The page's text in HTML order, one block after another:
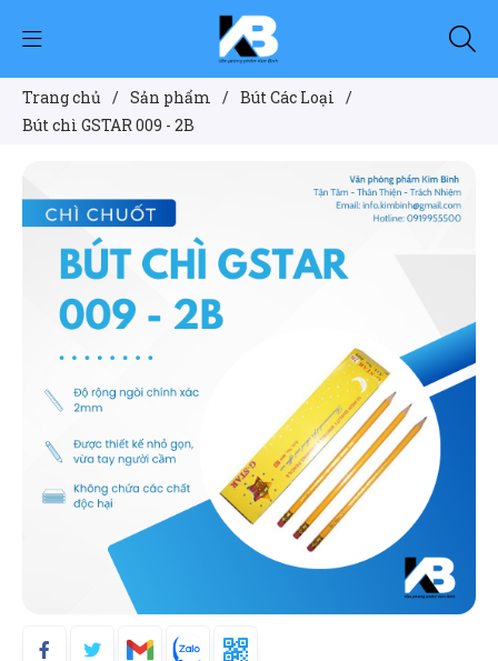
Trang chủ / Sản phẩm / Bút Các Loại /
Bút chì GSTAR 009 - 2B